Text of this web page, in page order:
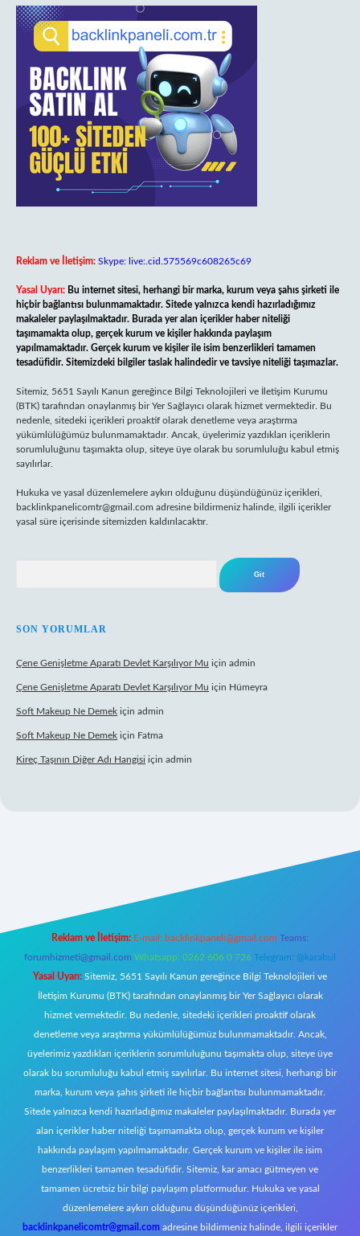
Reklam ve İletişim: Skype: live:.cid.575569c608265c69
Yasal Uyarı: Bu internet sitesi, herhangi bir marka, kurum veya şahıs şirketi ile
hiçbir bağlantısı bulunmamaktadır. Sitede yalnızca kendi hazırladığımız
makaleler paylaşılmaktadır. Burada yer alan içerikler haber niteliği
taşımamakta olup, gerçek kurum ve kişiler hakkında paylaşım
yapılmamaktadır. Gerçek kurum ve kişiler ile isim benzerlikleri tamamen
tesadüfidir. Sitemizdeki bilgiler taslak halindedir ve tavsiye niteliği taşımazlar.
Sitemiz, 5651 Sayılı Kanun gereğince Bilgi Teknolojileri ve İletişim Kurumu
(BTK) tarafından onaylanmış bir Yer Sağlayıcı olarak hizmet vermektedir. Bu
nedenle, sitedeki içerikleri proaktif olarak denetleme veya araştırma
yükümlülüğümüz bulunmamaktadır. Ancak, üyelerimiz yazdıkları içeriklerin
sorumluluğunu taşımakta olup, siteye üye olarak bu sorumluluğu kabul etmiş
sayılırlar.
Hukuka ve yasal düzenlemelere aykırı olduğunu düşündüğünüz içerikleri,
backlinkpanelicomtr@gmail.com adresine bildirmeniz halinde, ilgili içerikler
yasal süre içerisinde sitemizden kaldırılacaktır.
SON YORUMLAR
Çene Genişletme Aparatı Devlet Karşılıyor Mu için admin
Çene Genişletme Aparatı Devlet Karşılıyor Mu için Hümeyra
Soft Makeup Ne Demek için admin
Soft Makeup Ne Demek için Fatma
Kireç Taşının Diğer Adı Hangisi için admin
Reklam ve İletişim: E-mail: backlinkpaneli@gmail.com Teams:
forumhizmeti@gmail.com Whatsapp: 0262 606 0 726 Telegram: @karabul
Yasal Uyarı: Sitemiz, 5651 Sayılı Kanun gereğince Bilgi Teknolojileri ve
İletişim Kurumu (BTK) tarafından onaylanmış bir Yer Sağlayıcı olarak
hizmet vermektedir. Bu nedenle, sitedeki içerikleri proaktif olarak
denetleme veya araştırma yükümlülüğümüz bulunmamaktadır. Ancak,
üyelerimiz yazdıkları içeriklerin sorumluluğunu taşımakta olup, siteye üye
olarak bu sorumluluğu kabul etmiş sayılırlar. Bu internet sitesi, herhangi bir
marka, kurum veya şahıs şirketi ile hiçbir bağlantısı bulunmamaktadır.
Sitede yalnızca kendi hazırladığımız makaleler paylaşılmaktadır. Burada yer
alan içerikler haber niteliği taşımamakta olup, gerçek kurum ve kişiler
hakkında paylaşım yapılmamaktadır. Gerçek kurum ve kişiler ile isim
benzerlikleri tamamen tesadüfidir. Sitemiz, kar amacı gütmeyen ve
tamamen ücretsiz bir bilgi paylaşım platformudur. Hukuka ve yasal
düzenlemelere aykırı olduğunu düşündüğünüz içerikleri,
backlinkpanelicomtr@gmail.com adresine bildirmeniz halinde, ilgili içerikler